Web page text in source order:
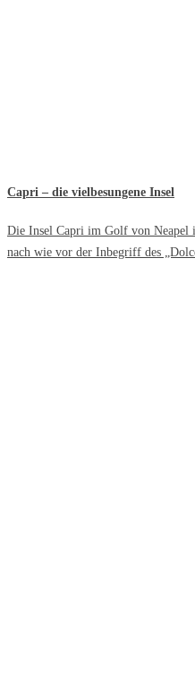
Capri – die vielbesungene Insel
Die Insel Capri im Golf von Neapel
nach wie vor der Inbegriff des